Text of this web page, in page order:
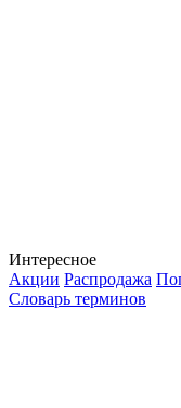
Интересное
Акции Распродажа
Словарь терминов